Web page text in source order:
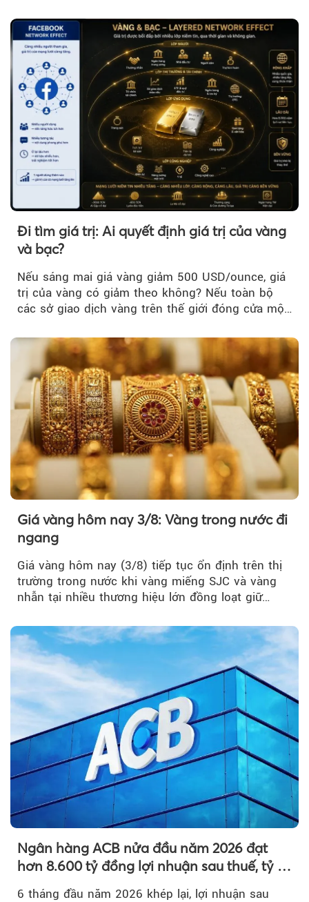
trì trên ngưỡng 4.000 USD/ounce.
Đi tìm giá trị: Ai quyết định giá trị của vàng
và bạc?
Nếu sáng mai giá vàng giảm 500 USD/ounce, giá
trị của vàng có giảm theo không? Nếu toàn bộ
các sở giao dịch vàng trên thế giới đóng cửa một
Giá vàng hôm nay 3/8: Vàng trong nước đi
ngang
Giá vàng hôm nay (3/8) tiếp tục ổn định trên thị
trường trong nước khi vàng miếng SJC và vàng
nhẫn tại nhiều thương hiệu lớn đồng loạt giữ
Ngân hàng ACB nửa đầu năm 2026 đạt
hơn 8.600 tỷ đồng lợi nhuận sau thuế, tỷ lệ
6 tháng đầu năm 2026 khép lại, lợi nhuận sau